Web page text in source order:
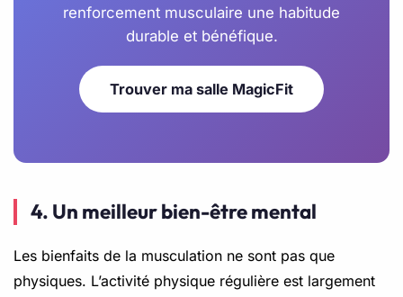
renforcement musculaire une habitude
durable et bénéfique.
Trouver ma salle MagicFit
4. Un meilleur bien-être mental
Les bienfaits de la musculation ne sont pas que
physiques. L’activité physique régulière est largement